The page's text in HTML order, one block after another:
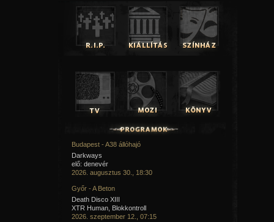
Budapest - A38 állóhajó
Darkways
elő: denevér
2026. augusztus 30., 18:30
Győr - A Beton
Death Disco XIII
XTR Human, Blokkontroll
2026. szeptember 12., 07:15